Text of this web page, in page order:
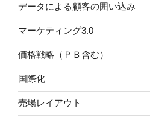
データによる顧客の囲い込み
マーケティング3.0
価格戦略（ＰＢ含む）
国際化
売場レイアウト